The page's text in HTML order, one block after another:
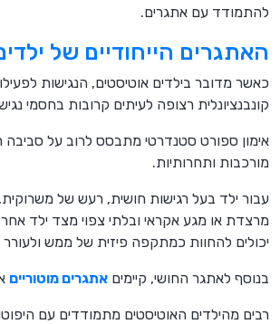
להתמודד עם אתגרים.
האתגרים הייחודיים של
כאשר מדובר בילדים אוטיסטים, הנגישות
קונבנציונלית רצופה לעיתים קרובות בחסמי
אימון ספורט סטנדרטי מתבסס לרוב על סביבה
מורכבות ותחרותיות.
עבור ילד בעל רגישות חושית, רעש של משרוקית,
מרצדת או מגע אקראי ובלתי צפוי מצד ילד
יכולים להחוות כמתקפה פיזית של ממש
בנוסף לאתגר החושי, קיימים אתגרים מוטוריים
רבים מהילדים האוטיסטים מתמודדים עם